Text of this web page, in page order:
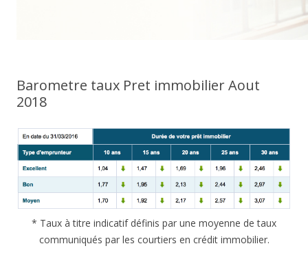
Barometre taux Pret immobilier Aout
2018
* Taux à titre indicatif définis par une moyenne de taux
communiqués par les courtiers en crédit immobilier.